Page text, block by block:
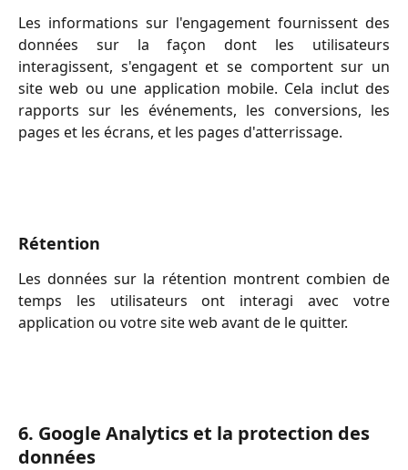
Les informations sur l'engagement fournissent des
données sur la façon dont les utilisateurs
interagissent, s'engagent et se comportent sur un
site web ou une application mobile. Cela inclut des
rapports sur les événements, les conversions, les
pages et les écrans, et les pages d'atterrissage.
Rétention
Les données sur la rétention montrent combien de
temps les utilisateurs ont interagi avec votre
application ou votre site web avant de le quitter.
6. Google Analytics et la protection des
données